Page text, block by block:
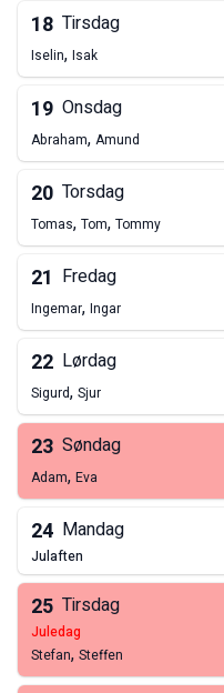
18 Tirsdag
Iselin, Isak
19 Onsdag
Abraham, Amund
20 Torsdag
Tomas, Tom, Tommy
21 Fredag
Ingemar, Ingar
22 Lørdag
Sigurd, Sjur
23 Søndag
Adam, Eva
24 Mandag
julaften
25 Tirsdag
juledag
Stefan, Steffen